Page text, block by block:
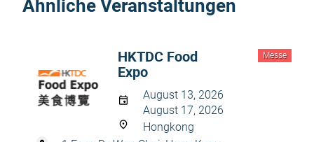
Ähnliche Veranstaltungen
Messe
HKTDC Food
Expo
August 13, 2026
August 17, 2026
Hongkong